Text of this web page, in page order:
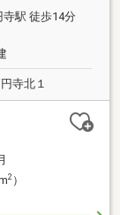
寺駅 徒歩14分
寺北１
2）